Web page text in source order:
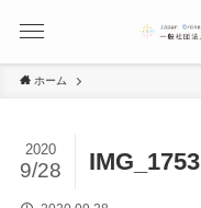
ホーム
IMG_1753
2020
9/28